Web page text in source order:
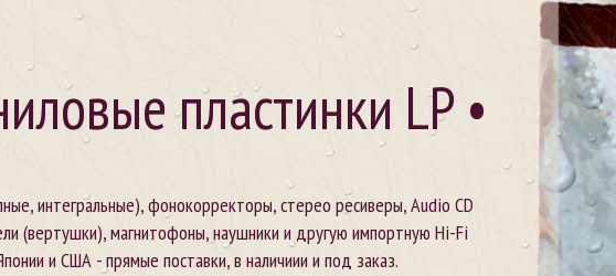
пластинки LP •
интегральные), фонокорректоры, стерео ресиверы, Audio CD
(вертушки), магнитофоны, наушники и другую импортную Hi-Fi
и США - прямые поставки, в наличиии и под заказ.